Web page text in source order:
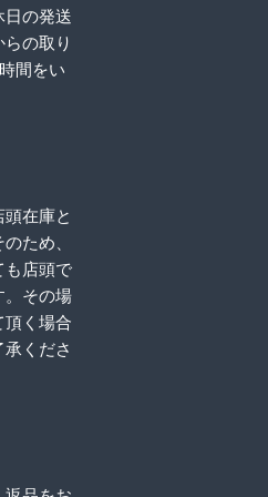
の発送
の取り
間をい
在庫と
ため、
も店頭で
。その場
く場合
くださ